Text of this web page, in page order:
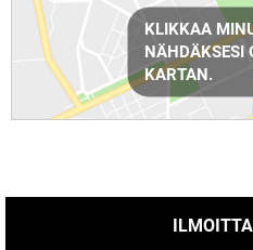
KLIKKAA
NÄHDÄKSESI
KARTAN.